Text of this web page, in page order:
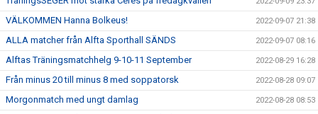
VÄLKOMMEN Hanna Bolkeus! 2022-09-07 21:38
ALLA matcher från Alfta Sporthall SÄNDS 2022-09-07 08:16
Alftas Träningsmatchhelg 9-10-11 September 2022-08-29 16:28
Från minus 20 till minus 8 med soppatorsk 2022-08-28 09:07
Morgonmatch med ungt damlag 2022-08-28 08:53